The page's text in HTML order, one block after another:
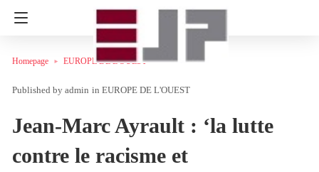
Homepage EUROPE DE L'OUEST
admin in EUROPE DE L'OUEST
Jean-Marc Ayrault : ‘la lutte
contre le racisme et